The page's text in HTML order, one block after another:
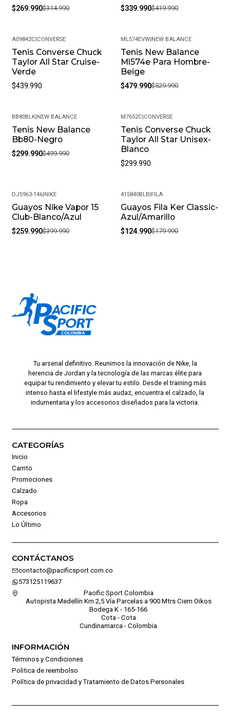
$269.990$314.990 $339.990$419.990
A09842C|CONVERSE
Tenis Converse Chuck
Taylor All Star Cruise-
Verde
$439.990
-9%
ML574EVW|NEW BALANCE
Tenis New Balance
Ml574e Para Hombre-
Beige
$479.990$529.990
-40%
BB80BLK|NEW BALANCE
Tenis New Balance
Bb80-Negro
$299.990$499.990
M7652C|CONVERSE
Tenis Converse Chuck
Taylor All Star Unisex-
Blanco
$299.990
-35%
DJ5963-146|NIKE
Guayos Nike Vapor 15
Club-Blanco/Azul
$259.990$399.990
-31%
415840BLB|FILA
Guayos Fila Ker Classic-
Azul/Amarillo
$124.990$179.990
Tu arsenal definitivo. Reunimos la innovación de Nike, la
herencia de Jordan y la tecnología de las marcas élite para
equipar tu rendimiento y elevar tu estilo. Desde el training más
intenso hasta el lifestyle más audaz, encuentra el calzado, la
indumentaria y los accesorios diseñados para la victoria.
CATEGORÍAS
Inicio
Carrito
Promociones
Calzado
Ropa
Accesorios
Lo Último
CONTÁCTANOS
contacto@pacificsport.com.co
573125119637
Pacific Sport Colombia
Autopista Medellín Km 2,5 Vía Parcelas a 900 Mtrs Ciem Oikos
Bodega K - 165-166
Cota - Cota
Cundinamarca - Colombia
INFORMACIÓN
Términos y Condiciones
Politica de reembolso
Política de privacidad y Tratamiento de Datos Personales